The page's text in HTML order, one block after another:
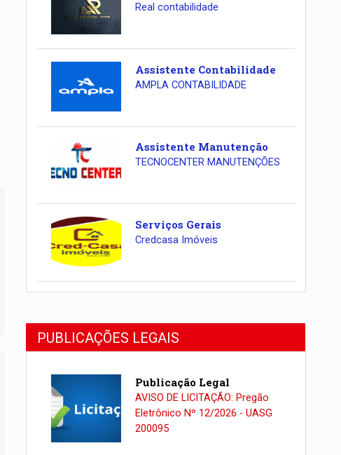
Real contabilidade
Assistente Contabilidade
AMPLA CONTABILIDADE
Assistente Manutenção
TECNOCENTER MANUTENÇÕES
Serviços Gerais
Credcasa Imóveis
PUBLICAÇÕES LEGAIS
Publicação Legal
AVISO DE LICITAÇÃO: Pregão
Eletrônico Nº 12/2026 - UASG
200095